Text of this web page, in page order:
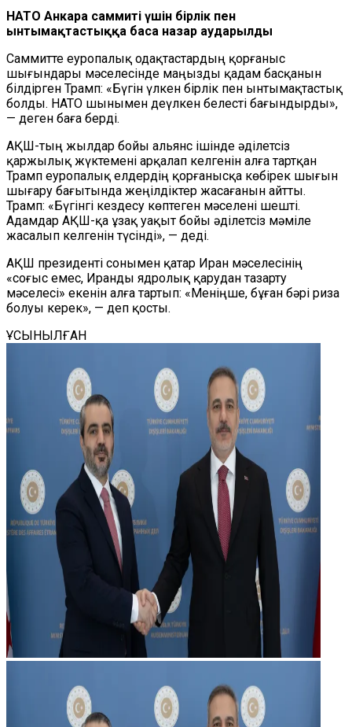
НАТО Анкара саммиті үшін бірлік пен
ынтымақтастыққа баса назар аударылды
Саммитте еуропалық одақтастардың қорғаныс
шығындары мәселесінде маңызды қадам басқанын
білдірген Трамп: «Бүгін үлкен бірлік пен ынтымақтастық
болды. НАТО шынымен деүлкен белесті бағындырды»,
— деген баға берді.
АҚШ-тың жылдар бойы альянс ішінде әділетсіз
қаржылық жүктемені арқалап келгенін алға тартқан
Трамп еуропалық елдердің қорғанысқа көбірек шығын
шығару бағытында жеңілдіктер жасағанын айтты.
Трамп: «Бүгінгі кездесу көптеген мәселені шешті.
Адамдар АҚШ-қа ұзақ уақыт бойы әділетсіз мәміле
жасалып келгенін түсінді», — деді.
АҚШ президенті сонымен қатар Иран мәселесінің
«соғыс емес, Иранды ядролық қарудан тазарту
мәселесі» екенін алға тартып: «Меніңше, бұған бәрі риза
болуы керек», — деп қосты.
ҰСЫНЫЛҒАН